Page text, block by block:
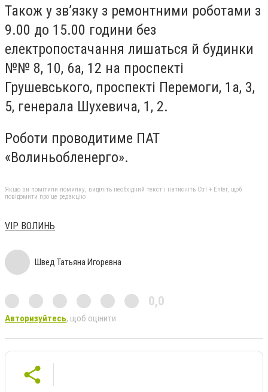
Також у зв’язку з ремонтними роботами з
9.00 до 15.00 години без
електропостачання лишаться й будинки
№№ 8, 10, 6а, 12 на проспекті
Грушевського, проспекті Перемоги, 1а, 3,
5, генерала Шухевича, 1, 2.
Роботи проводитиме ПАТ
«Волиньобленерго».
Якщо ви помітили помилку, виділіть необхідний текст і натисніть Ctrl + Enter, щоб
повідомити про це редакцію
VIP ВОЛИНЬ
Швед Татьяна Игоревна
0,0
Авторизуйтесь, щоб оцінити